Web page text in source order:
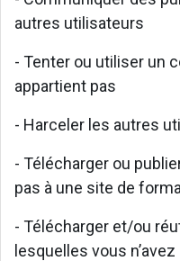
autres utilisateurs
- Tenter ou utiliser un
appartient pas
- Harceler les autres
- Télécharger ou
pas à une site de
- Télécharger et/ou
lesquelles vous